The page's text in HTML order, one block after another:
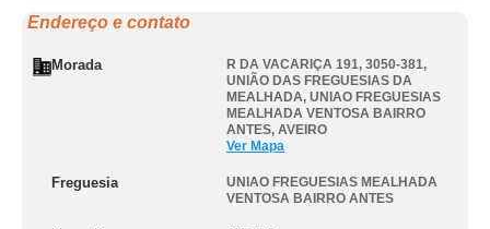
Endereço e contato
Morada
R DA VACARIÇA 191, 3050-381,
UNIÃO DAS FREGUESIAS DA
MEALHADA, UNIAO FREGUESIAS
MEALHADA VENTOSA BAIRRO
ANTES, AVEIRO
Ver Mapa
Freguesia
UNIAO FREGUESIAS MEALHADA
VENTOSA BAIRRO ANTES